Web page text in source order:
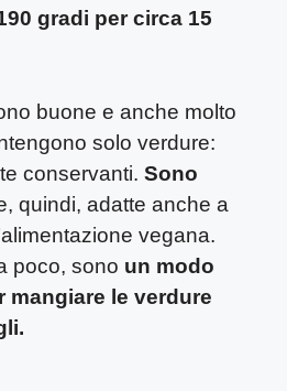
gradi per circa 15
buone e anche molto
solo verdure:
conservanti. Sono
quindi, adatte anche a
vegana.
poco, sono un modo
mangiare le verdure